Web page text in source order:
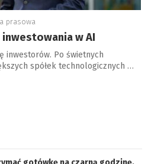
prasowa
w AI
inwestorów. Po świetnych
spółek technologicznych …